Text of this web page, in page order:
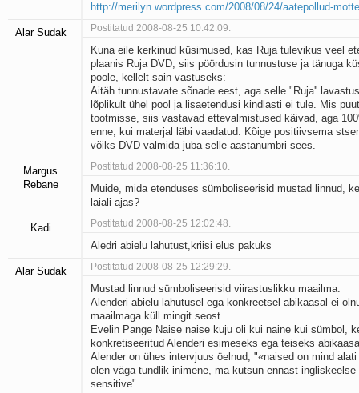
http://merilyn.wordpress.com/2008/08/24/aatepollud-
Alar Sudak Postitatud 2008-08-25 10:42:09.
Kuna eile kerkinud küsimused, kas Ruja tulevikus veel
plaanis Ruja DVD, siis pöördusin tunnustuse ja tänuga
poole, kellelt sain vastuseks:
Aitäh tunnustavate sõnade eest, aga selle "Ruja''
lõplikult ühel pool ja lisaetendusi kindlasti ei tule. Mis
tootmisse, siis vastavad ettevalmistused käivad, aga
enne, kui materjal läbi vaadatud. Kõige positiivsema
võiks DVD valmida juba selle aastanumbri sees.
Margus
Rebane
Postitatud 2008-08-25 11:36:10.
Muide, mida etenduses sümboliseerisid mustad linnud,
laiali ajas?
Kadi Postitatud 2008-08-25 12:02:48.
Aledri abielu lahutust,kriisi elus pakuks
Alar Sudak Postitatud 2008-08-25 12:29:29.
Mustad linnud sümboliseerisid viirastuslikku maailma.
Alenderi abielu lahutusel ega konkreetsel abikaasal ei
maailmaga küll mingit seost.
Evelin Pange Naise naise kuju oli kui naine kui sümbol,
konkretiseeritud Alenderi esimeseks ega teiseks
Alender on ühes intervjuus öelnud, "«naised on mind
olen väga tundlik inimene, ma kutsun ennast ingliskeelse
sensitive".